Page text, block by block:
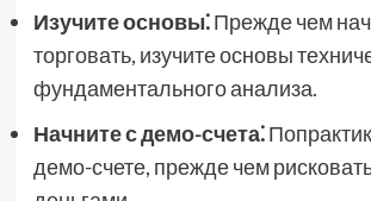
Изучите основы⁚Прежде чем
торговать, изучите основы
фундаментального анализа.
Начните с демо-счета⁚
демо-счете, прежде чем